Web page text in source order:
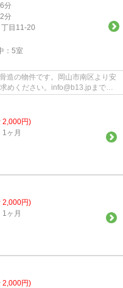
分
分
丁目11-20
： 5室
造の物件です。岡山市南区より安
めください。info@b13.jpまでお
2,000円)
ヶ月
2,000円)
ヶ月
2,000円)